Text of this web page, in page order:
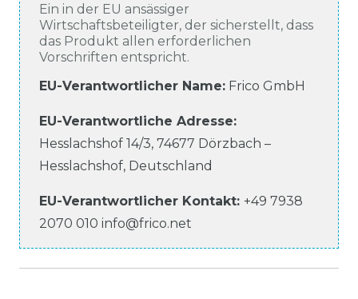
Ein in der EU ansässiger
Wirtschaftsbeteiligter, der sicherstellt, dass
das Produkt allen erforderlichen
Vorschriften entspricht.
EU-Verantwortlicher Name: Frico GmbH
EU-Verantwortliche Adresse:
Hesslachshof 14/3, 74677 Dörzbach –
Hesslachshof, Deutschland
EU-Verantwortlicher Kontakt: +49 7938
2070 010 info@frico.net